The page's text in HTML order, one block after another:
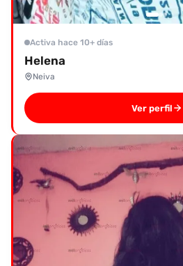
Activa hace 10+ días
Helena
Neiva
Ver perfil